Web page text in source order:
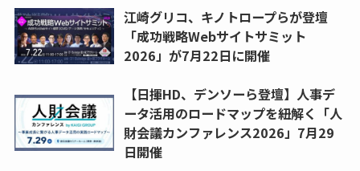
江崎グリコ、キノトロープらが登壇
「成功戦略Webサイトサミット
2026」が7月22日に開催
【日揮HD、デンソーら登壇】人事デ
ータ活用のロードマップを紐解く「人
財会議カンファレンス2026」7月29
日開催